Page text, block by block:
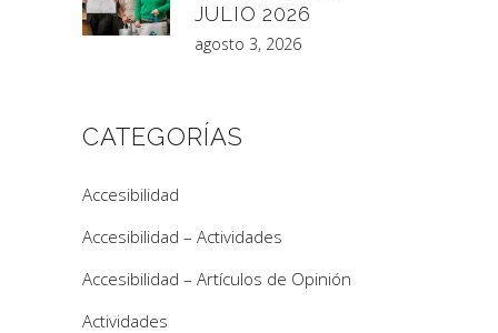
JULIO 2026
agosto 3, 2026
CATEGORÍAS
Accesibilidad
Accesibilidad – Actividades
Accesibilidad – Artículos de Opinión
Actividades